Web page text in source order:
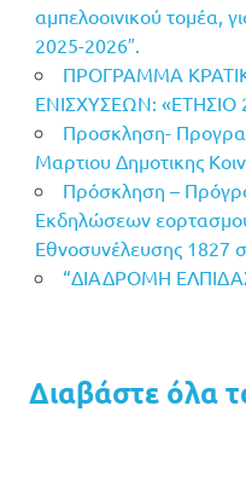
αμπελοοινικού τομέα,
2025-2026″.
ΠΡΟΓΡΑΜΜΑ
ΕΝΙΣΧΥΣΕΩΝ: «ΕΤΗΣΙΟ
Προσκληση-
Μαρτιου Δημοτικης
Πρόσκληση –
Εκδηλώσεων
Εθνοσυνέλευσης 1827
“ΔΙΑΔΡΟΜΗ
Διαβάστε όλα